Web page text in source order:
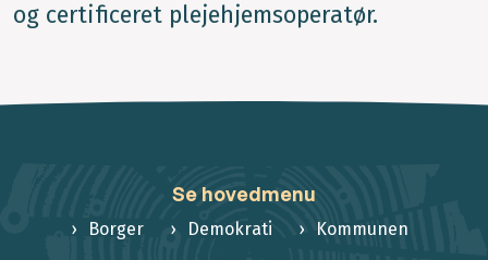
og certificeret plejehjemsoperatør.
Se hovedmenu
Borger Demokrati Kommunen